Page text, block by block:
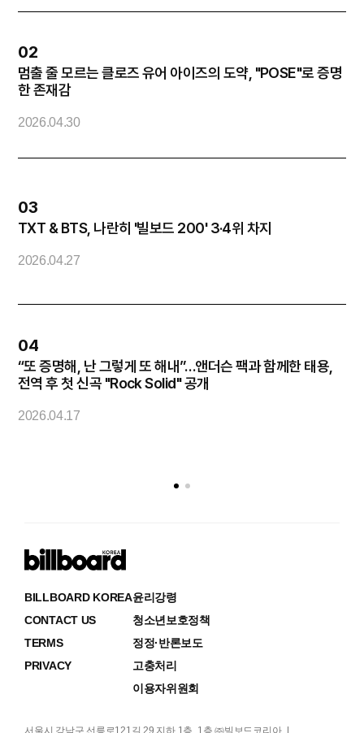
02
멈출 줄 모르는 클로즈 유어 아이즈의 도약, "POSE"로 증명
한 존재감
2026.04.30
03
TXT & BTS, 나란히 '빌보드 200' 3·4위 차지
2026.04.27
04
“또 증명해, 난 그렇게 또 해내”…앤더슨 팩과 함께한 태용,
전역 후 첫 신곡 "Rock Solid" 공개
2026.04.17
BILLBOARD KOREA
CONTACT US
TERMS
PRIVACY
윤리강령
청소년보호정책
정정·반론보도
고충처리
이용자위원회
서울시 강남구 선릉로121길 29 지하 1층, 1층 ㈜빌보드코리아